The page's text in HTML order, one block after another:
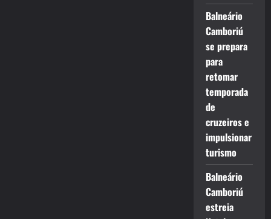
Balneário
Camboriú
se prepara
para
retomar
temporada
de
cruzeiros e
impulsionar
turismo
Balneário
Camboriú
estreia